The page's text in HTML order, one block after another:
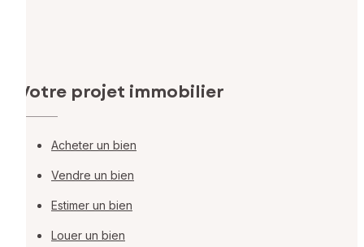
Votre projet immobilier
Acheter un bien
Vendre un bien
Estimer un bien
Louer un bien